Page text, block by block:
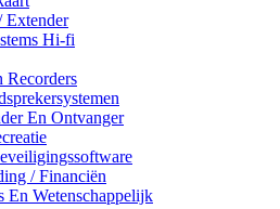
Extender
Hi-fi
Recorders
En Ontvanger
/ Financiën
En Wetenschappelijk